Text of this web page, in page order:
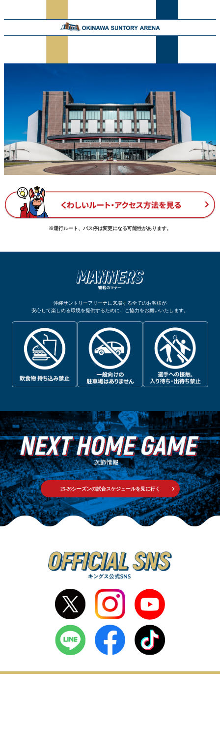
※運行ルート、バス停は変更になる可能性があります。
沖縄サントリーアリーナに来場する全てのお客様が
安心して楽しめる環境を提供するために、ご協力をお願いいたします。
25-26シーズンの試合スケジュールを見に行く